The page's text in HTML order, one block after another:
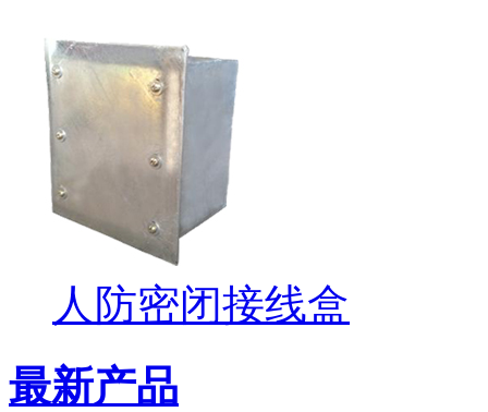
人防密闭接线盒
最新产品